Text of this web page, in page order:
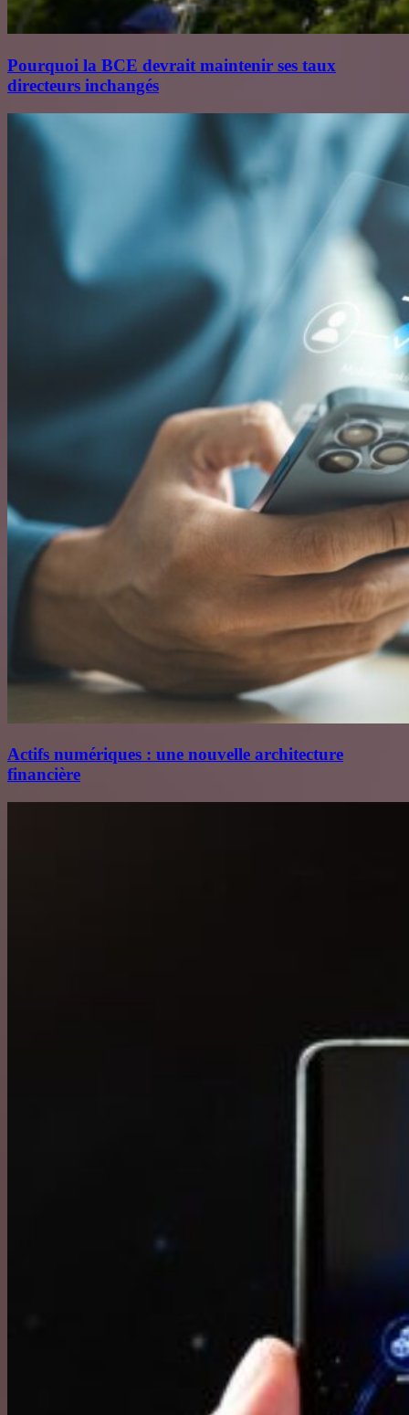
Pourquoi la BCE devrait maintenir ses taux
directeurs inchangés
Actifs numériques : une nouvelle architecture
financière